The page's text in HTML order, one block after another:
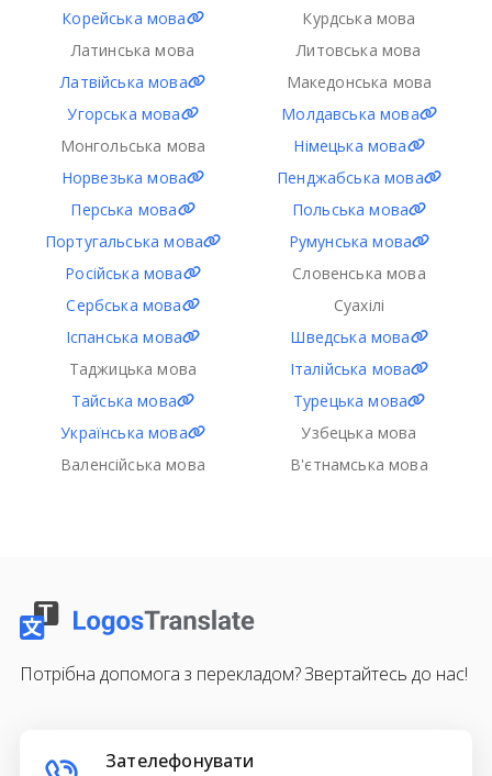
Корейська мова
Курдська мова
Латинська мова
Литовська мова
Латвійська мова
Македонська мова
Угорська мова
Молдавська мова
Монгольська мова
Німецька мова
Норвезька мова
Пенджабська мова
Перська мова
Польська мова
Португальська мова
Румунська мова
Російська мова
Словенська мова
Сербська мова
Суахілі
Іспанська мова
Шведська мова
Таджицька мова
Італійська мова
Тайська мова
Турецька мова
Українська мова
Узбецька мова
Валенсійська мова
В'єтнамська мова
Потрібна допомога з перекладом? Звертайтесь до нас!
Зателефонувати